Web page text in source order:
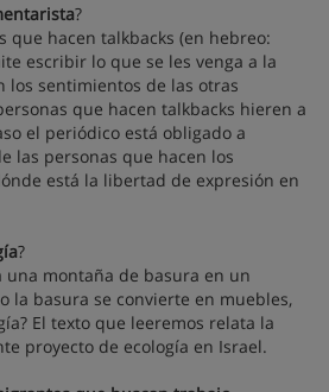
?
que hacen talkbacks (en hebreo:
escribir lo que se les venga a la
los sentimientos de las otras
que hacen talkbacks hieren a
el periódico está obligado a
las personas que hacen los
está la libertad de expresión en
?
montaña de basura en un
la basura se convierte en muebles,
El texto que leeremos relata la
proyecto de ecología en Israel.